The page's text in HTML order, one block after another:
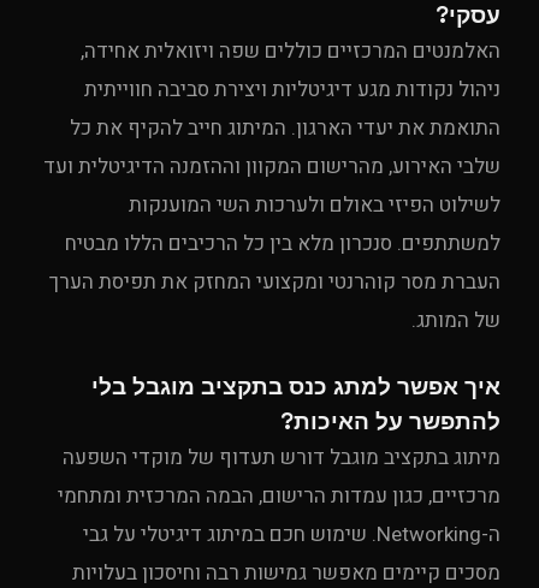
עסקי?
האלמנטים המרכזיים כוללים שפה ויזואלית אחידה,
ניהול נקודות מגע דיגיטליות ויצירת סביבה חווייתית
התואמת את יעדי הארגון. המיתוג חייב להקיף את כל
שלבי האירוע, מהרישום המקוון וההזמנה הדיגיטלית ועד
לשילוט הפיזי באולם ולערכות השי המוענקות
למשתתפים. סנכרון מלא בין כל הרכיבים הללו מבטיח
העברת מסר קוהרנטי ומקצועי המחזק את תפיסת הערך
של המותג.
איך אפשר למתג כנס בתקציב מוגבל בלי
להתפשר על האיכות?
מיתוג בתקציב מוגבל דורש תעדוף של מוקדי השפעה
מרכזיים, כגון עמדות הרישום, הבמה המרכזית ומתחמי
ה-Networking. שימוש חכם במיתוג דיגיטלי על גבי
מסכים קיימים מאפשר גמישות רבה וחיסכון בעלויות